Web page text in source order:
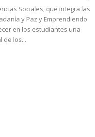
Sociales, que integra las
y Paz y Emprendiendo
en los estudiantes una
de los...